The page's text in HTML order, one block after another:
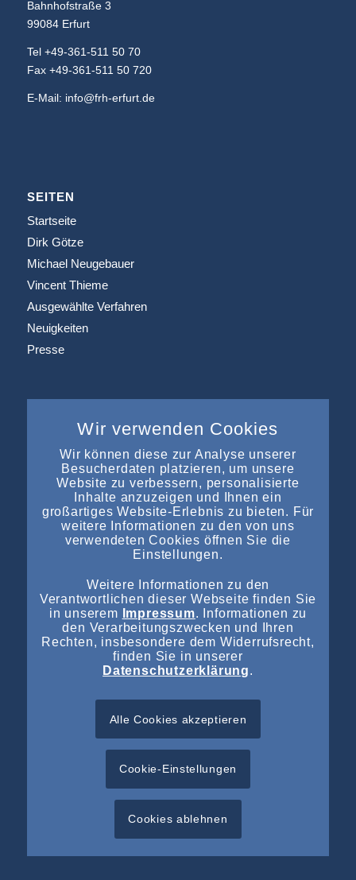
Bahnhofstraße 3
99084 Erfurt
Tel +49-361-511 50 70
Fax +49-361-511 50 720
E-Mail: info@frh-erfurt.de
SEITEN
Startseite
Dirk Götze
Michael Neugebauer
Vincent Thieme
Ausgewählte Verfahren
Neuigkeiten
Presse
Büros & Kooperation
Impressum
Datenschutz
Kontakt
NEUESTE EINTRÄGE
Vorläufiges Insolvenzverfahren über das Vermögen der
Autohaus Staffel Gruppe angeordnet
Vorläufiges Insolvenzverfahren über das Vermögen der
Autohaus Staffel Gruppe angeordnet
Insolvenzverfahren über das Vermögen der LIT UV-Elektro
Vorläufige Insolvenzverwaltung über das Vermögen der
ONIX GmbH & Co. KG angeordnet
Wir verwenden Cookies
Wir können diese zur Analyse unserer
Besucherdaten platzieren, um unsere
Website zu verbessern, personalisierte
Inhalte anzuzeigen und Ihnen ein
großartiges Website-Erlebnis zu bieten. Für
weitere Informationen zu den von uns
verwendeten Cookies öffnen Sie die
Einstellungen.
Weitere Informationen zu den
Verantwortlichen dieser Webseite finden Sie
in unserem
Impressum. Informationen zu
den Verarbeitungszwecken und Ihren
Rechten, insbesondere dem Widerrufsrecht,
finden Sie in unserer
Datenschutzerklärung.
Alle Cookies akzeptieren
Cookie-Einstellungen
Cookies ablehnen